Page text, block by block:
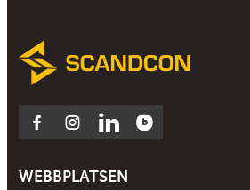
Facebook
Instagram
LinkedInBlocket
WEBBPLATSEN